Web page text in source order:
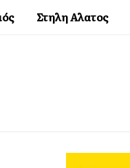
Στηλη Αλατος